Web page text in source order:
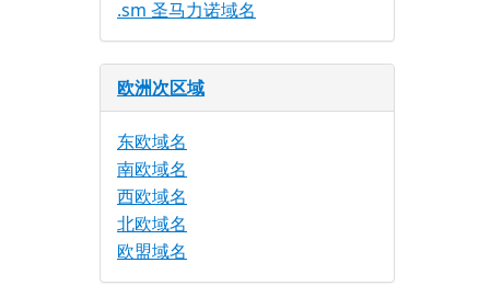
.sm 圣马力诺域名
欧洲次区域
东欧域名
南欧域名
西欧域名
北欧域名
欧盟域名